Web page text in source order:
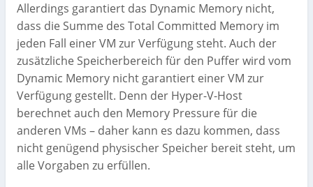
Allerdings garantiert das Dynamic Memory nicht,
dass die Summe des Total Committed Memory im
jeden Fall einer VM zur Verfügung steht. Auch der
zusätzliche Speicherbereich für den Puffer wird vom
Dynamic Memory nicht garantiert einer VM zur
Verfügung gestellt. Denn der Hyper-V-Host
berechnet auch den Memory Pressure für die
anderen VMs – daher kann es dazu kommen, dass
nicht genügend physischer Speicher bereit steht, um
alle Vorgaben zu erfüllen.